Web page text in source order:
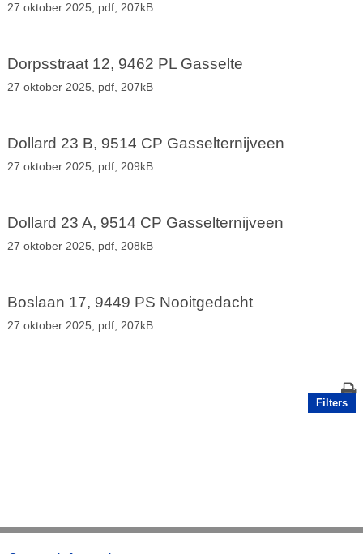
27 oktober 2025, pdf, 207kB
Dorpsstraat 12, 9462 PL Gasselte
27 oktober 2025, pdf, 207kB
Dollard 23 B, 9514 CP Gasselternijveen
27 oktober 2025, pdf, 209kB
Dollard 23 A, 9514 CP Gasselternijveen
27 oktober 2025, pdf, 208kB
Boslaan 17, 9449 PS Nooitgedacht
27 oktober 2025, pdf, 207kB
Filters